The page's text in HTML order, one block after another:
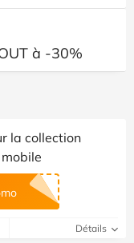
à -30%
la collection
Détails